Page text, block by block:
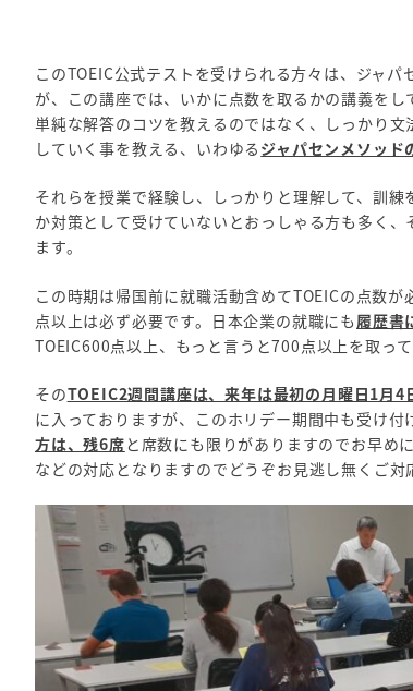
このTOEIC公式テストを受けられる方々は、ジャ
が、この講座では、いかに点数を取るかの講義を
単純な解答のコツを教えるのではなく、しっかり
していく事を教える、いわゆる ジャパセンメソッド
それらを授業で経験し、しっかりと理解して、訓
か対策として受けていないとおっしゃる方も多く
ます。
この時期は帰国前に就職活動含めてTOEICの点数
点以上は必ず必要です。日本企業の就職にも 履歴書
TOEIC600点以上、もっと言うと700点以上を取っ
そのTOEIC2週間講座は、来年は最初の月曜日1月4
に入っておりますが、このホリデー期間中も受け付
方は、残6席 と席数にも限りがありますのでお早め
などの対応となりますのでどうぞお見逃し無くご対